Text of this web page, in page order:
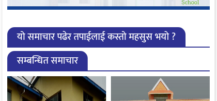
यो समाचार पढेर तपाईलाई कस्तो महसुस भयो ?
सम्बन्धित समाचार